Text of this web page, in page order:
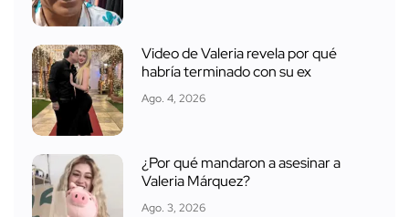
Video de Valeria revela por qué
habría terminado con su ex
Ago. 4, 2026
¿Por qué mandaron a asesinar a
Valeria Márquez?
Ago. 3, 2026